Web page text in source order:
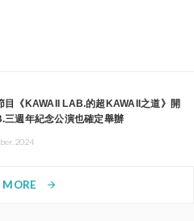
目《KAWAII LAB.的超KAWAII之道》開
三週年紀念公演也確定舉辦
MORE arrow_forward